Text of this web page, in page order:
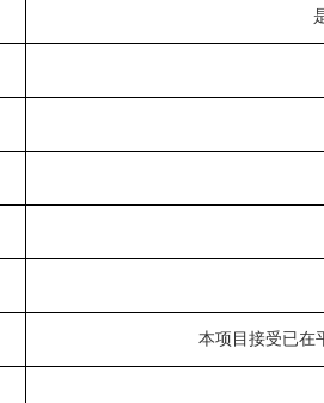
本项目接受已在